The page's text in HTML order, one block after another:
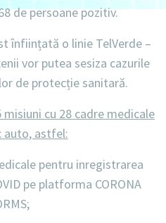
de persoane pozitiv.
înființată o linie TelVerde –
vor putea sesiza cazurile
de protecție sanitară.
misiuni cu 28 cadre medicale
auto, astfel:
pentru inregistrarea
pe platforma CORONA